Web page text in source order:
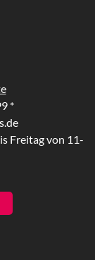
*
Freitag von 11-